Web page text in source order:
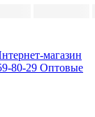
магазин
80-29 Оптовые